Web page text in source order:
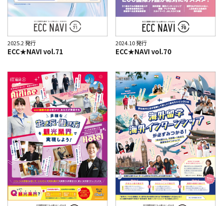
2025.2 発行
ECC★NAVI vol.71
2024.10 発行
ECC★NAVI vol.70